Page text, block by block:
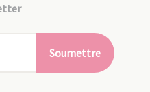
Soumettre